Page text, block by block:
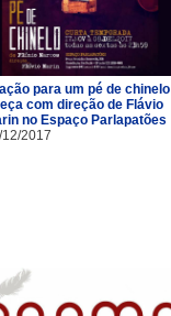
para um pé de chinelo
com direção de Flávio
no Espaço Parlapatões
2017